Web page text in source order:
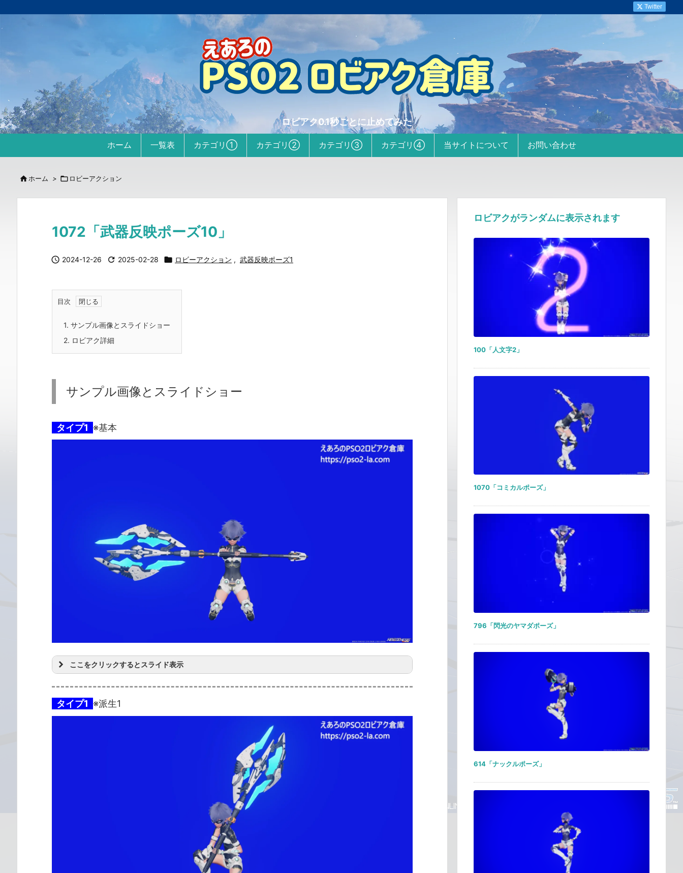
ロビアク0.1秒ごとに止めてみた
ホーム 一覧表 カテゴリ① カテゴリ② カテゴリ③ カテゴリ④ 当サイトについて お問い合わせ
Twitter
 ホーム >  ロビーアクション
1072「武器反映ポーズ10」
 2024-12-26  2025-02-28  ロビーアクション , 武器反映ポーズ1
目次
1. サンプル画像とスライドショー
2. ロビアク詳細
サンプル画像とスライドショー
タイプ1 ※基本
ここをクリックするとスライド表示
タイプ1 ※派生1
ロビアクがランダムに表示されます
100「人文字2」
1070「コミカルポーズ」
796「閃光のヤマダポーズ」
614「ナックルポーズ」